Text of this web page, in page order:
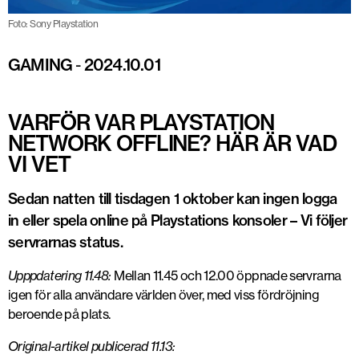
Foto: Sony Playstation
GAMING -2024.10.01
VARFÖR VAR PLAYSTATION
NETWORK OFFLINE? HÄR ÄR VAD
VI VET
Sedan natten till tisdagen 1 oktober kan ingen logga
in eller spela online på Playstations konsoler – Vi följer
servrarnas status.
Upppdatering 11.48: Mellan 11.45 och 12.00 öppnade servrarna
igen för alla användare världen över, med viss fördröjning
beroende på plats.
Original-artikel publicerad 11.13: